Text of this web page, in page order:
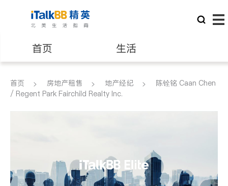
首页 生活
医生 律师
建筑装修
首页 房地产租售 地产经纪
陈铨铭 Caan Chen
/ Regent Park Fairchild Realty Inc.